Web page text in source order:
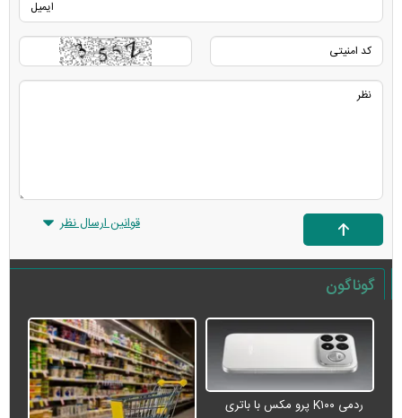
قوانین ارسال نظر
گوناگون
ردمی K۱۰۰ پرو مکس با باتری